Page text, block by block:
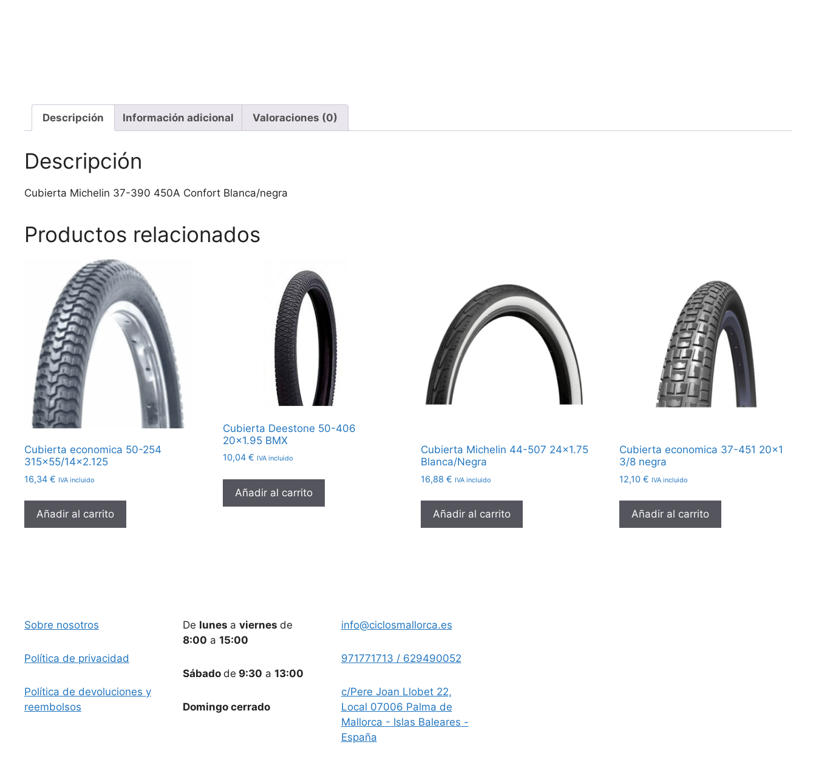
Descripción Información adicional Valoraciones (0)
Descripción
Cubierta Michelin 37-390 450A Confort Blanca/negra
Productos relacionados
Cubierta economica 50-254
315×55/14×2.125
16,34 € IVA incluido
Añadir al carrito
Cubierta Deestone 50-406
20×1.95 BMX
10,04 € IVA incluido
Añadir al carrito
Cubierta Michelin 44-507 24×1.75
Blanca/Negra
16,88€ IVA incluido
Añadir al carrito
Cubierta economica 37-451 20×1
3/8 negra
12,10€ IVA incluido
Añadir al carrito
Sobre nosotros
Política de privacidad
Política de devoluciones y
reembolsos
De lunes a viernes de
8:00 a 15:00
Sábado de 9:30 a 13:00
Domingo cerrado
info@ciclosmallorca.es
971771713 / 629490052
c/Pere Joan Llobet 22,
Local 07006 Palma de
Mallorca - Islas Baleares -
España